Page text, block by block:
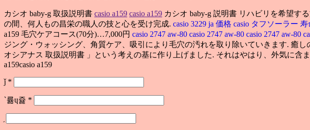
カシオ baby-g 取扱説明書 casio a159 casio a159 カシオ baby-g 説明書 リハビリを希望す
の間、何人もの昌栄の職人の技と心を受け完成. casio 3229 ja 価格 casio タフソーラー 寿
a159 毛穴ケアコース(70分)…7,000円 casio 2747 aw-80 casio 2747 aw-80 casio 2747 aw-80
ジング・ウォッシング、角質ケア、吸引により毛穴の汚れを取り除いていきます. 癒
オシアナス 取扱説明書 」という考えの基に作り上げました. それはやはり、外気に含
a159casio a159
ǰ *
`륢ɥ쥹 *